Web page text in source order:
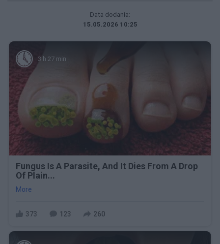
Data dodania:
15.05.2026 10:25
3 h 27 min
Fungus Is A Parasite, And It Dies From A Drop
Of Plain...
More
373 123 260